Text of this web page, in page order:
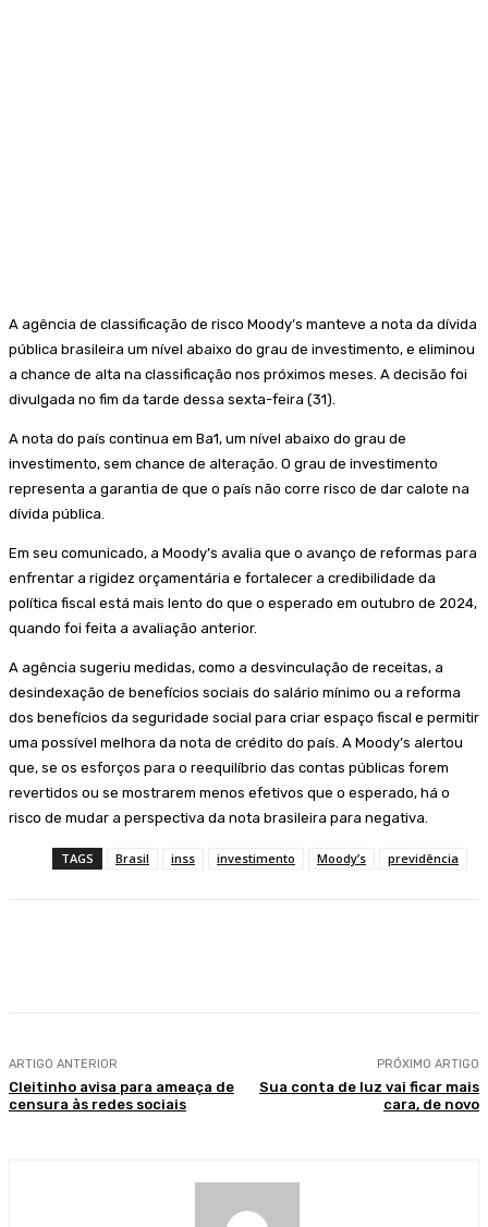
A agência de classificação de risco Moody’s manteve a nota da dívida
pública brasileira um nível abaixo do grau de investimento, e eliminou
a chance de alta na classificação nos próximos meses. A decisão foi
divulgada no fim da tarde dessa sexta-feira (31).
A nota do país continua em Ba1, um nível abaixo do grau de
investimento, sem chance de alteração. O grau de investimento
representa a garantia de que o país não corre risco de dar calote na
dívida pública.
Em seu comunicado, a Moody’s avalia que o avanço de reformas para
enfrentar a rigidez orçamentária e fortalecer a credibilidade da
política fiscal está mais lento do que o esperado em outubro de 2024,
quando foi feita a avaliação anterior.
A agência sugeriu medidas, como a desvinculação de receitas, a
desindexação de benefícios sociais do salário mínimo ou a reforma
dos benefícios da seguridade social para criar espaço fiscal e permitir
uma possível melhora da nota de crédito do país. A Moody’s alertou
que, se os esforços para o reequilíbrio das contas públicas forem
revertidos ou se mostrarem menos efetivos que o esperado, há o
risco de mudar a perspectiva da nota brasileira para negativa.
TAGS Brasil inss investimento Moody’s previdência
ARTIGO ANTERIOR
Cleitinho avisa para ameaça de
censura às redes sociais
PRÓXIMO ARTIGO
Sua conta de luz vai ficar mais
cara, de novo